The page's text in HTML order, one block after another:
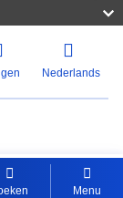
Nederlands
Menu